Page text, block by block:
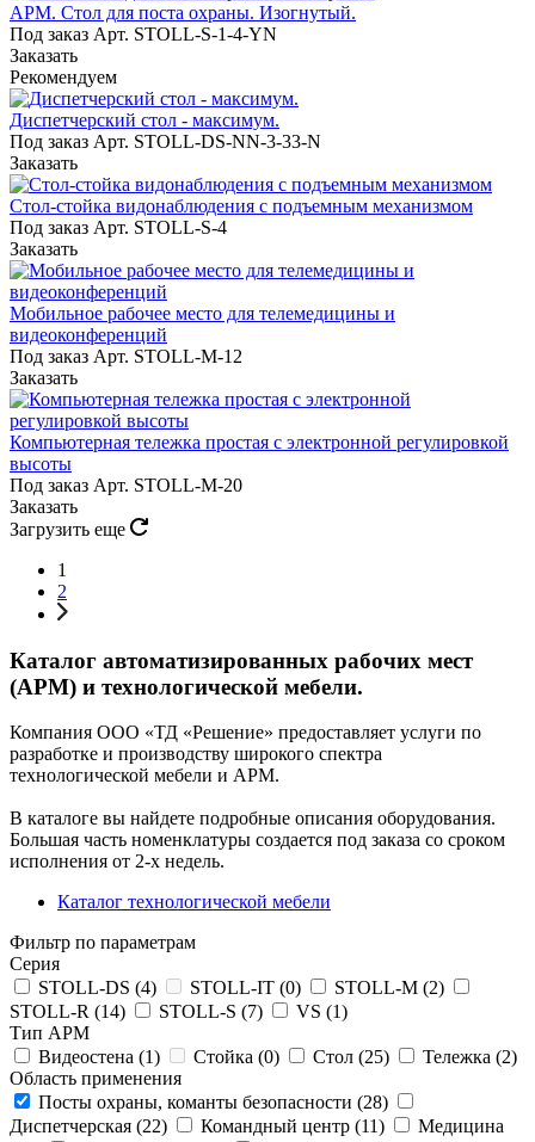
АРМ. Стол для поста охраны. Изогнутый.
Под заказ Арт. STOLL-S-1-4-YN
Заказать
Рекомендуем
Диспетчерский стол - максимум.
Под заказ Арт. STOLL-DS-NN-3-33-N
Заказать
Стол-стойка видонаблюдения с подъемным механизмом
Под заказ Арт. STOLL-S-4
Заказать
Мобильное рабочее место для телемедицины и
видеоконференций
Под заказ Арт. STOLL-M-12
Заказать
Компьютерная тележка простая с электронной регулировкой
высоты
Под заказ Арт. STOLL-M-20
Заказать
Загрузить еще
1
2
Каталог автоматизированных рабочих мест
(АРМ) и технологической мебели.
Компания ООО «ТД «Решение» предоставляет услуги по
разработке и производству широкого спектра
технологической мебели и АРМ.
В каталоге вы найдете подробные описания оборудования.
Большая часть номенклатуры создается под заказа со сроком
исполнения от 2-х недель.
Каталог технологической мебели
Фильтр по параметрам
Серия
STOLL-DS (4) STOLL-IT (0) STOLL-M (2)
STOLL-R (14) STOLL-S (7) VS (1)
Тип АРМ
Видеостена (1) Стойка (0) Стол (25) Тележка (2)
Область применения
Посты охраны, команты безопасности (28)
Диспетчерская (22) Командный центр (11)
Медицина